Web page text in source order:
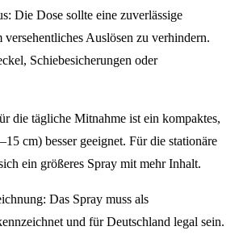
Die Dose sollte eine zuverlässige
versehentliches Auslösen zu verhindern.
Schiebesicherungen oder
die tägliche Mitnahme ist ein kompaktes,
cm) besser geeignet. Für die stationäre
ein größeres Spray mit mehr Inhalt.
Das Spray muss als
und für Deutschland legal sein.